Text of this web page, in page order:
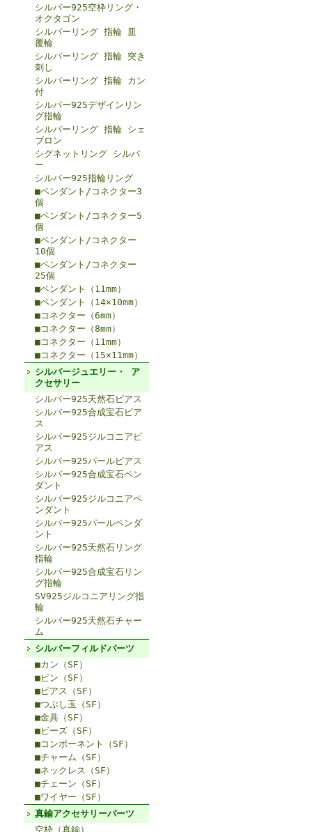
シルバー925空枠リング・
オクタゴン
シルバーリング 指輪 皿
覆輪
シルバーリング 指輪 突き
刺し
シルバーリング 指輪 カン
付
シルバー925デザインリン
グ指輪
シルバーリング 指輪 シェ
ブロン
シグネットリング シルバ
ー
シルバー925指輪リング
■ペンダント/コネクター3
個
■ペンダント/コネクター5
個
■ペンダント/コネクター
10個
■ペンダント/コネクター
25個
■ペンダント（11mm）
■ペンダント（14×10mm）
■コネクター（6mm）
■コネクター（8mm）
■コネクター（11mm）
■コネクター（15×11mm）
シルバージュエリー・ ア
クセサリー
シルバー925天然石ピアス
シルバー925合成宝石ピア
ス
シルバー925ジルコニアピ
アス
シルバー925パールピアス
シルバー925合成宝石ペン
ダント
シルバー925ジルコニアペ
ンダント
シルバー925パールペンダ
ント
シルバー925天然石リング
指輪
シルバー925合成宝石リン
グ指輪
SV925ジルコニアリング指
輪
シルバー925天然石チャー
ム
シルバーフィルドパーツ
■カン（SF）
■ピン（SF）
■ピアス（SF）
■つぶし玉（SF）
■金具（SF）
■ビーズ（SF）
■コンポーネント（SF）
■チャーム（SF）
■ネックレス（SF）
■チェーン（SF）
■ワイヤー（SF）
真鍮アクセサリーパーツ
空枠（真鍮）